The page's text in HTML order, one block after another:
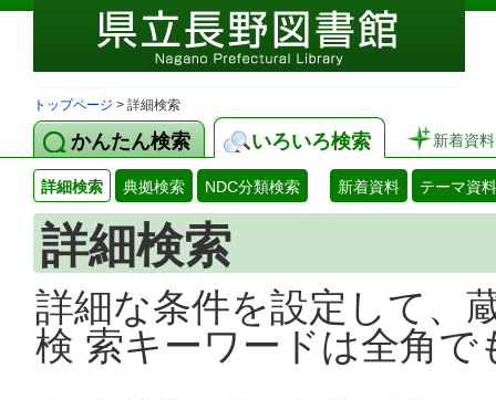
トップページ > 詳細検索
かんたん検索 いろいろ検索 新着資料
詳細検索 典拠検索 NDC分類検索 新着資料 テーマ資料
詳細検索
詳細な条件を設定して、
検 索キーワードは全角